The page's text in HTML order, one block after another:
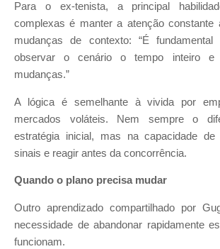
Para o ex-tenista, a principal
complexas é manter a atenção constante
mudanças de contexto: “É
observar o cenário o tempo inteiro e
mudanças.”
A lógica é semelhante à vivida por
mercados voláteis. Nem sempre o
estratégia inicial, mas na capacidade de
sinais e reagir antes da concorrência.
Quando o plano precisa mudar
Outro aprendizado compartilhado por
necessidade de abandonar rapidamente
funcionam.